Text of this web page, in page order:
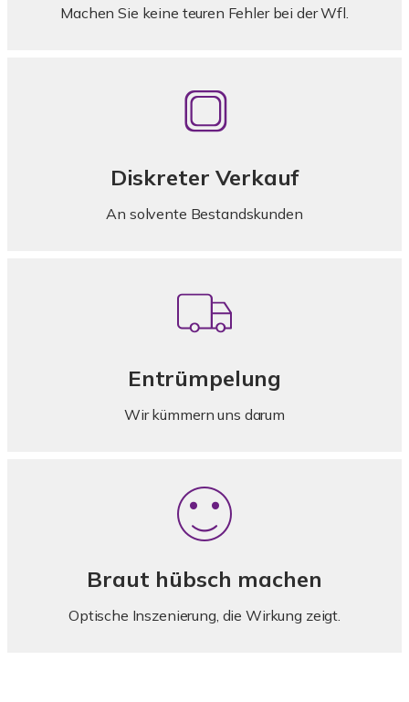
Machen Sie keine teuren Fehler bei der Wfl.
Diskreter Verkauf
An solvente Bestandskunden
Entrümpelung
Wir kümmern uns darum
Braut hübsch machen
Optische Inszenierung, die Wirkung zeigt.